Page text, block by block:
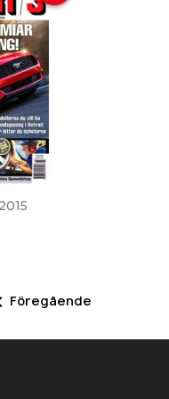
Föregående